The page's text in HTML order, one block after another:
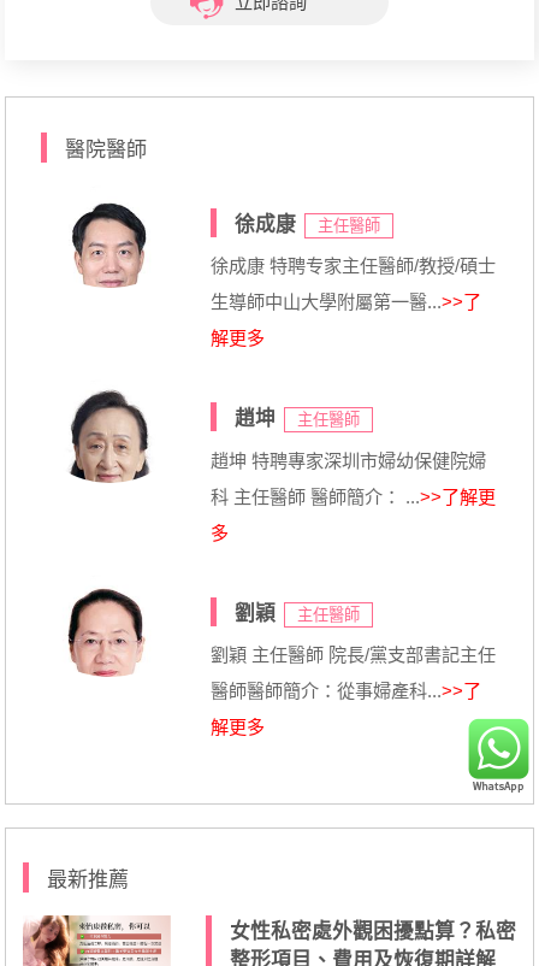
醫院醫師
徐成康 主任醫師
徐成康 特聘专家主任醫師/教授/碩士
生導師中山大學附屬第一醫...>>了
解更多
趙坤 主任醫師
趙坤 特聘專家深圳市婦幼保健院婦
科 主任醫師 醫師簡介： ...>>了解更
多
劉穎 主任醫師
劉穎 主任醫師 院長/黨支部書記主任
醫師醫師簡介：從事婦產科...>>了
解更多
最新推薦
女性私密處外觀困擾點算？私密
整形項目、費用及恢復期詳解